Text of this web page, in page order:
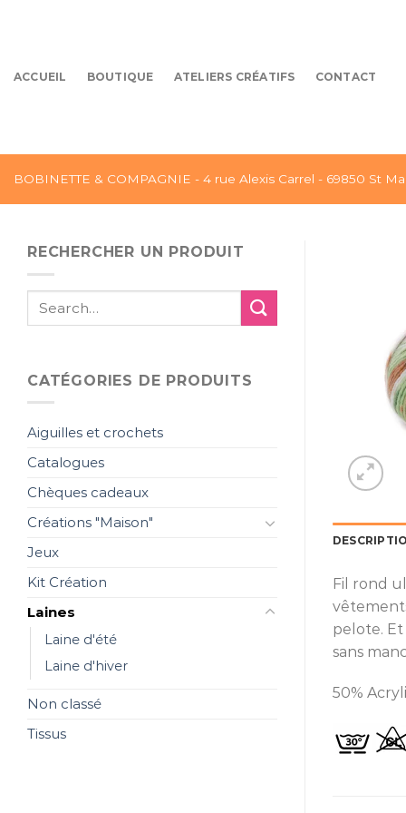
ACCUEIL BOUTIQUE ATELIERS CRÉATIFS CONTACT
BOBINETTE & COMPAGNIE - 4 rue Alexis Carrel - 69850 St
RECHERCHER UN PRODUIT
CATÉGORIES DE PRODUITS
Aiguilles et crochets
Catalogues
Chèques cadeaux
Créations "Maison"
Jeux
Kit Création
Laines
Laine d'été
Laine d'hiver
Non classé
Tissus
Fil rond
pelote. Et
sans
50%